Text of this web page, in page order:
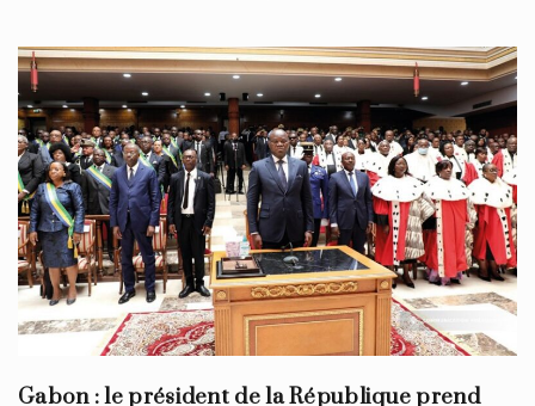
Gabon : le président de la République prend